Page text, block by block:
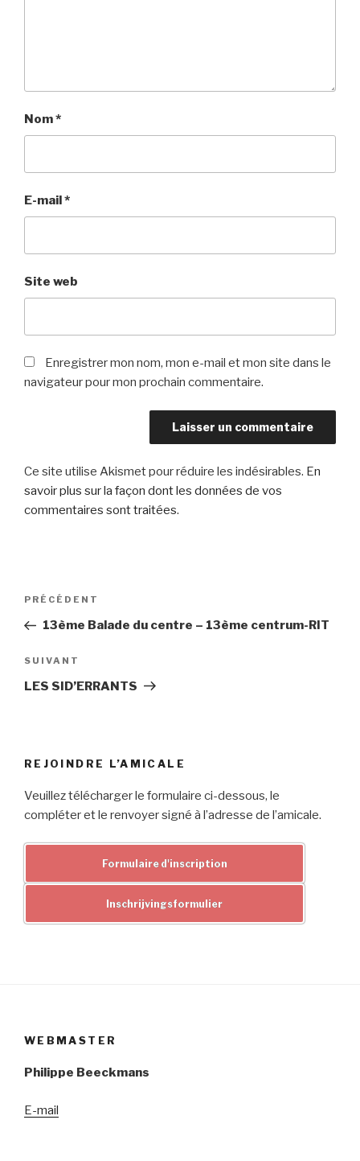
Nom*
E-mail *
Site web
Enregistrer mon nom, mon e-mail et mon site dans le
navigateur pour mon prochain commentaire.
Ce site utilise Akismet pour réduire les indésirables. En
savoir plus sur la façon dont les données de vos
commentaires sont traitées.
Navigation
l’article
Article
précédent
PRÉCÉDENT
13ème Balade du centre – 13ème centrum-RIT
Article
suivant
SUIVANT
LES SID’ERRANTS
REJOINDRE L’AMICALE
Veuillez télécharger le formulaire ci-dessous, le
compléter et le renvoyer signé à l’adresse de l’amicale.
Formulaire d'inscription
Inschrijvingsformulier
WEBMASTER
Philippe Beeckmans
E-mail